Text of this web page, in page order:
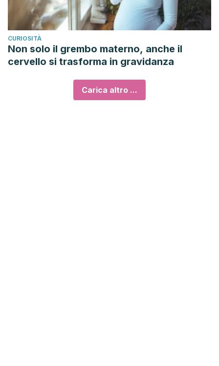
CURIOSITÀ
Non solo il grembo materno, anche il
cervello si trasforma in gravidanza
Carica altro ...